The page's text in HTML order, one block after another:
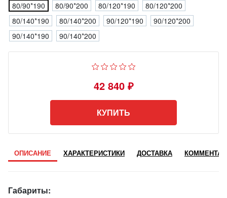
80/90*190 80/90*200 80/120*190
80/120*200
80/140*190
80/140*200 90/120*190
90/120*200
90/140*190
90/140*200
42 840 ₽
КУПИТЬ
ОПИСАНИЕ ХАРАКТЕРИСТИКИ ДОСТАВКА
Габариты: